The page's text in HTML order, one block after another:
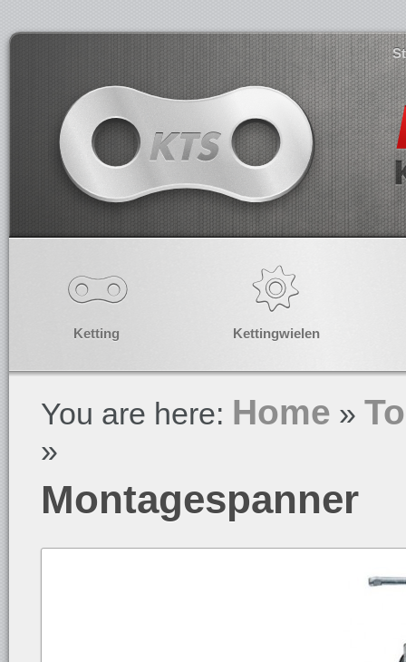
Ketting Kettingwielen
You are here: Home »
»
Montagespanner